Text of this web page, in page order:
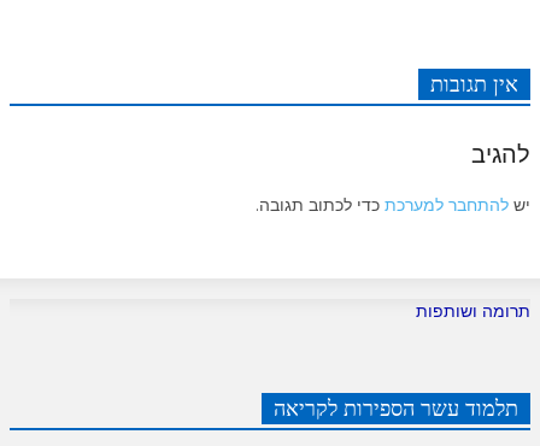
אין תגובות
להגיב
יש להתחבר למערכת כדי לכתוב תגובה.
תרומה ושותפות
תלמוד עשר הספירות לקריאה